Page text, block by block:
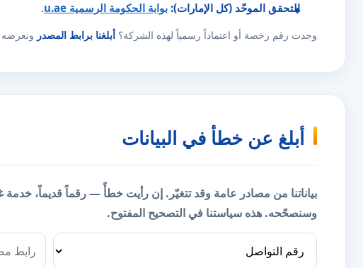
التحقق الموحّد (كل الإمارات): بوابة الحكومة الرسمية u.ae .
وجدت رقم رخصة أو اعتماداً رسمياً لهذه الشركة؟ أبلغنا برابط المصدر ونعرضه
أبلغ عن خطأ في البيانات
بياناتنا من مصادر عامة وقد تتغيّر. إن رأيت خطأً — رقماً قديماً،
وسنصحّحه. هذه سياستنا في التصحيح المفتوح.